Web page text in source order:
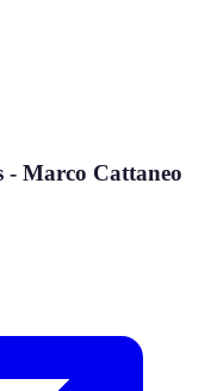
- Marco Cattaneo